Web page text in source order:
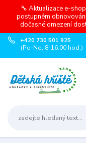
🔧 Aktualizace e-
postupném
dočasné omezení
+420 730 501 925
(Po-Ne, 8-16:00 hod.)